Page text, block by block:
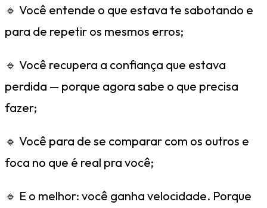
🔹 Você entende o que estava te sabotando e
para de repetir os mesmos erros;
🔹 Você recupera a confiança que estava
perdida — porque agora sabe o que precisa
fazer;
🔹 Você para de se comparar com os outros e
foca no que é real pra você;
🔹 E o melhor: você ganha velocidade. Porque